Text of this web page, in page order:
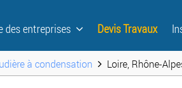
des entreprises Devis Travaux
à condensation Loire, Rhône-